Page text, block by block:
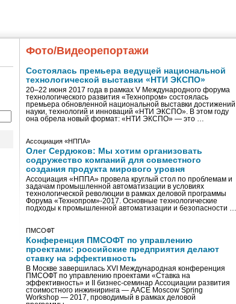
Фото/Видеорепортажи
Состоялась премьера ведущей национальной
технологической выставки «НТИ ЭКСПО»
20–22 июня 2017 года в рамках V Международного форума
технологического развития «Технопром» состоялась
премьера обновленной национальной выставки достижений
науки, технологий и инноваций «НТИ ЭКСПО». В этом году
она обрела новый формат: «НТИ ЭКСПО» — это …
Ассоциация «НППА»
Олег Сердюков: Мы хотим организовать
содружество компаний для совместного
создания продукта мирового уровня
Ассоциация «НППА» провела круглый стол по проблемам и
задачам промышленной автоматизации в условиях
технологической революции в рамках деловой программы
Форума «Технопром»-2017. Основные технологические
подходы к промышленной автоматизации и безопасности …
ПМСОФТ
Конференция ПМСОФТ по управлению
проектами: российские предприятия делают
ставку на эффективность
В Москве завершилась XVI Международная конференция
ПМСОФТ по управлению проектами «Ставка на
эффективность» и II бизнес-семинар Ассоциации развития
стоимостного инжиниринга — AACE Moscow Spring
Workshop — 2017, проводимый в рамках деловой